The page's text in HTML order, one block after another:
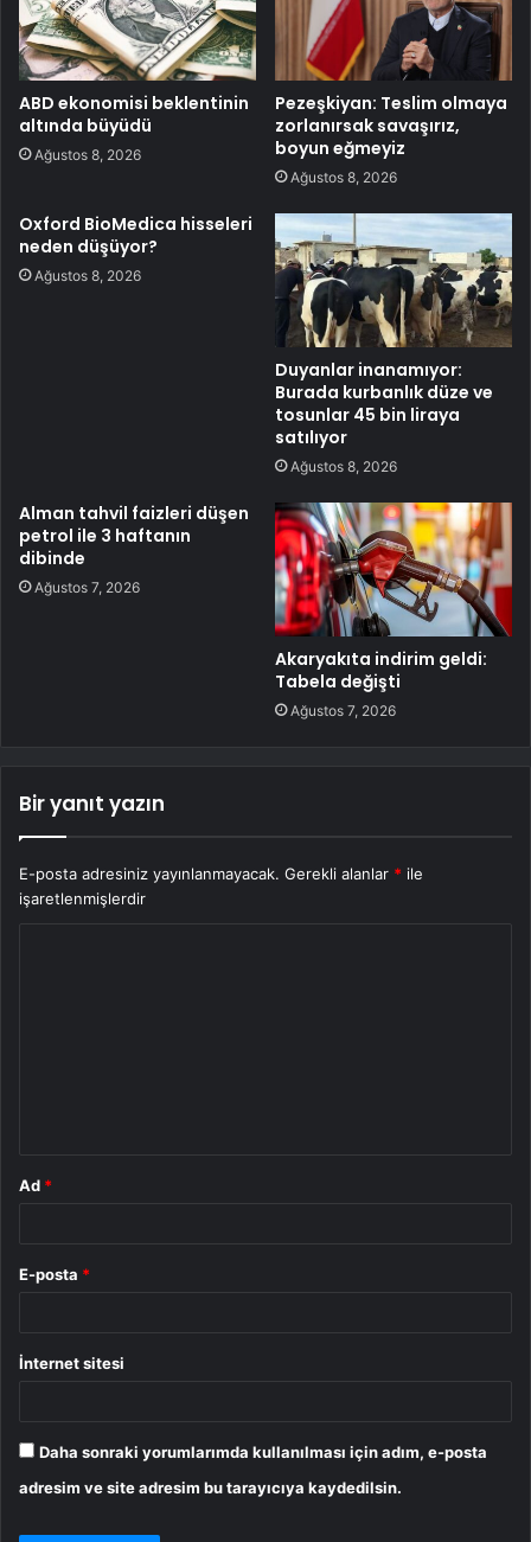
ABD ekonomisi beklentinin
altında büyüdü
Ağustos 8, 2026
Pezeşkiyan: Teslim olmaya
zorlanırsak savaşırız,
boyun eğmeyiz
Ağustos 8, 2026
Oxford BioMedica hisseleri
neden düşüyor?
Ağustos 8, 2026
Duyanlar inanamıyor:
Burada kurbanlık düze ve
tosunlar 45 bin liraya
satılıyor
Ağustos 8, 2026
Alman tahvil faizleri düşen
petrol ile 3 haftanın
dibinde
Ağustos 7, 2026
Akaryakıta indirim geldi:
Tabela değişti
Ağustos 7, 2026
Bir yanıt yazın
E-posta adresiniz yayınlanmayacak. Gerekli alanlar * ile
işaretlenmişlerdir
Ad *
E-posta *
İnternet sitesi
Daha sonraki yorumlarımda kullanılması için adım, e-posta
adresim ve site adresim bu tarayıcıya kaydedilsin.